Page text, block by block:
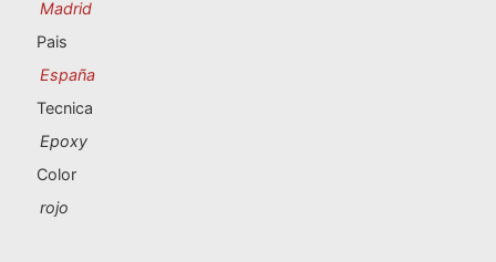
Badajoz
Madrid
Pais
España
Tecnica
Epoxy
Color
rojo